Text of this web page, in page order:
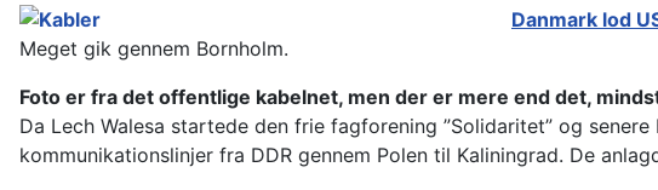
Danmark lod
Meget gik gennem Bornholm.
Foto er fra det offentlige kabelnet, men der er mere end det,
Da Lech Walesa startede den frie fagforening ”Solidaritet” og
kommunikationslinjer fra DDR gennem Polen til Kaliningrad. De